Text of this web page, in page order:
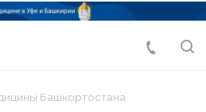
Башкортостана